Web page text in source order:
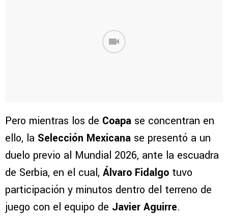
Pero mientras los de Coapa se concentran en
ello, la Selección Mexicana se presentó a un
duelo previo al Mundial 2026, ante la escuadra
de Serbia, en el cual, Álvaro Fidalgo tuvo
participación y minutos dentro del terreno de
juego con el equipo de Javier Aguirre.